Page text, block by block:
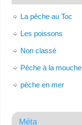
La pêche au Toc
Les poissons
Non classé
Pêche à la mouche
pêche en mer
Méta